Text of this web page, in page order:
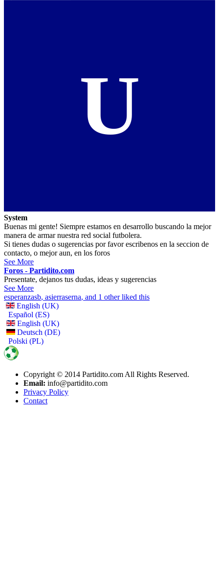
U
System
Buenas mi gente! Siempre estamos en desarrollo buscando la mejor
manera de armar nuestra red social futbolera.
Si tienes dudas o sugerencias por favor escribenos en la seccion de
contacto, o mejor aun, en los foros
See More
Foros - Partidito.com
Presentate, dejanos tus dudas, ideas y sugerencias
See More
esperanzasb, asierraserna, and 1 other liked this
English (UK)
Español (ES)
English (UK)
Deutsch (DE)
Polski (PL)
Copyright © 2014 Partidito.com All Rights Reserved.
Email: info@partidito.com
Privacy Policy
Contact